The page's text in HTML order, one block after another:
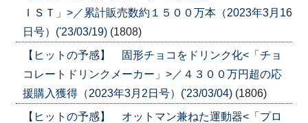
ＩＳＴ」>／累計販売数約１５００万本（2023年3月16
日号）('23/03/19) (1808)
【ヒットの予感】 固形チョコをドリンク化<「チョ
コレートドリンクメーカー」>／４３００万円超の応
援購入獲得（2023年3月2日号）('23/03/04) (1806)
【ヒットの予感】 オットマン兼ねた運動器<「プロ